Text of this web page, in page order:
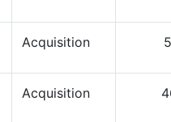
Acquisition
Acquisition